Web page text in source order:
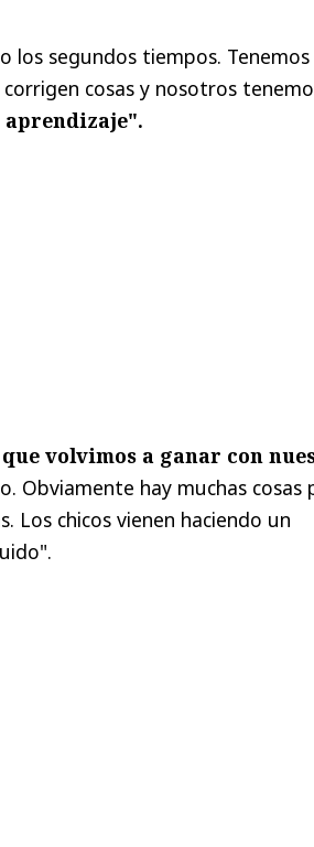
los segundos tiempos.
cosas y nosotros
aprendizaje".
volvimos a ganar con
Obviamente hay muchas cosas
Los chicos vienen haciendo un